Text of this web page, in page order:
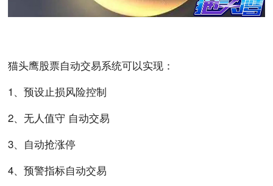
猫头鹰股票自动交易系统可以实现：
1、预设止损风险控制
2、无人值守 自动交易
3、自动抢涨停
4、预警指标自动交易